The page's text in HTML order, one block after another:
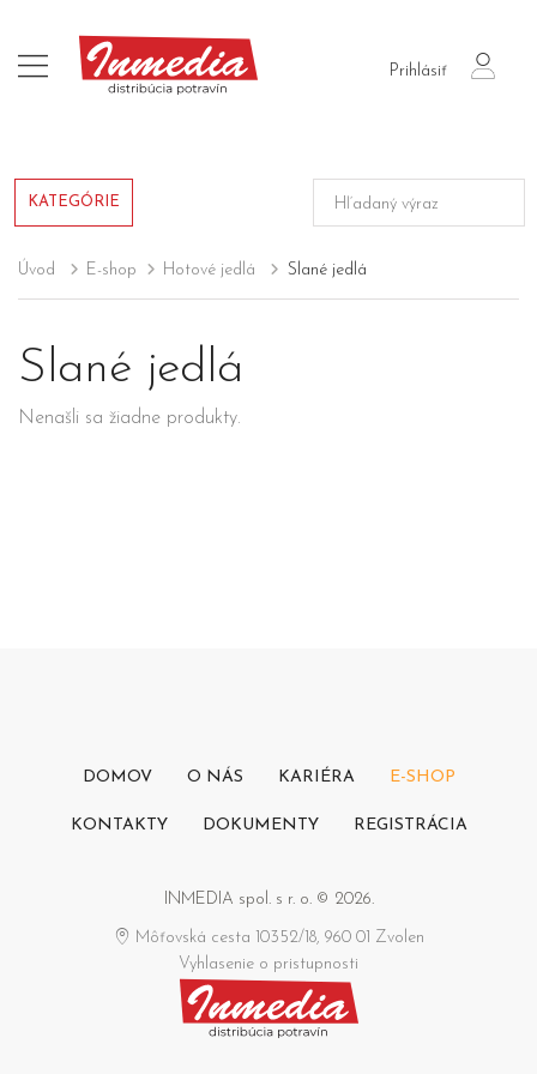
Prihlásiť
login
KATEGÓRIE
Úvod E-shop Hotové jedlá Slané jedlá
Slané jedlá
Nenašli sa žiadne produkty.
DOMOV O NÁS KARIÉRA E-SHOP
KONTAKTY DOKUMENTY REGISTRÁCIA
INMEDIA spol. s r. o. © 2026.
Môťovská cesta 10352/18, 960 01 Zvolen
Vyhlasenie o pristupnosti